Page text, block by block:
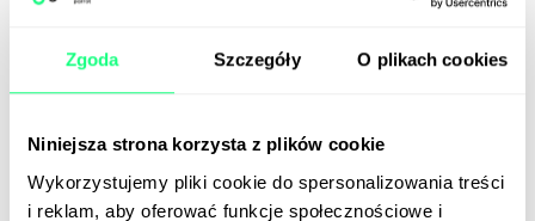
Zgoda Szczegóły O plikach cookies
Niniejsza strona korzysta z plików cookie
Wykorzystujemy pliki cookie do spersonalizowania treści
i reklam, aby oferować funkcje społecznościowe i
giganta e-commerce. Amazon Style ma być
naszpikowany nowinkami technologicznymi. Na
zeskanowaniu klient zobaczy opis produktu, oceny,
dostępne rozmiary i kolory. A ubrań nie trzeba
będzie już nosić do przymierzalni – zostaną one tam